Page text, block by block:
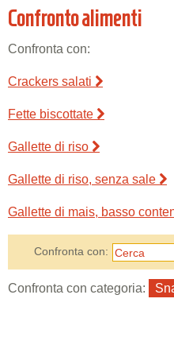
Confronto alimenti
Confronta con:
Crackers salati
Fette biscottate
Gallette di riso
Gallette di riso, senza sale
Gallette di mais, basso
Confronta con:
Confronta con categoria: